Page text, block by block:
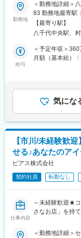
ではありません。
・医薬品原料の
し、有効性や安
託製造にも力を
全性を確認した
■業務概要
消毒・殺菌を目
品・医薬部外品
にて品質管理を
■業務詳細
当社の八千代工
用いて化学的に
の軸となる重要
■組織構成
計８名が在籍（
40代の方が多く
も参加をして、
■働き方
◎年間休日126
・繁忙期となっ
能な者で対応し
勤務地
＜勤務地詳細＞
83 勤務地最寄駅
敷地内全面禁煙
【最寄り駅】
八千代中央駅、
給与
＜予定年収＞
月額（基本給）
も目安の金額で
月給(月額)は固
気にな
【市川/未経験歓
せる♪あなたのア
ピアス株式会社
契約社員 転勤なし
仕事内容
～未経験歓迎★
さなお店」を持
※ニッケコルト
＜勤務地詳細＞